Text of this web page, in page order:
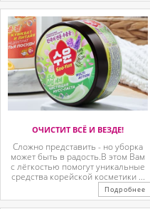
ОЧИСТИТ ВСЁ И ВЕЗДЕ!
Сложно представить - но уборка
может быть в радость.В этом Вам
с лёгкостью помогут уникальные
средства корейской косметики ...
Подробнее